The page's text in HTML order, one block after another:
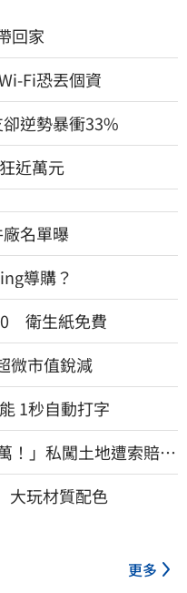
回家
Fi恐丟個資
逆勢暴衝33%
近萬元
名單曝
導購？
衛生紙免費
微市值銳減
1秒自動打字
！」私闖土地遭索賠
玩材質配色
更多